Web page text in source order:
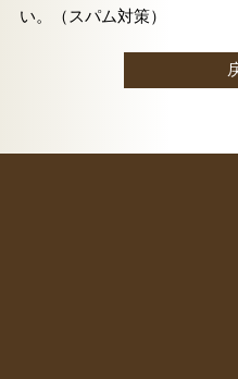
い。（スパム対策）